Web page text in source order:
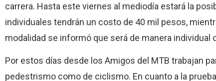
carrera. Hasta este viernes al mediodía estará la
individuales tendrán un costo de 40 mil pesos,
modalidad se informó que será de manera individual
Por estos días desde los Amigos del MTB trabajan
pedestrismo como de ciclismo. En cuanto a la